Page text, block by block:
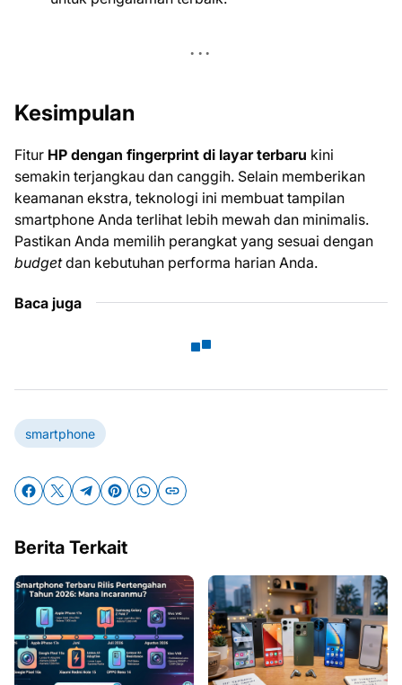
Kesimpulan
Fitur HP dengan fingerprint di layar terbaru kini
semakin terjangkau dan canggih. Selain memberikan
keamanan ekstra, teknologi ini membuat tampilan
smartphone Anda terlihat lebih mewah dan minimalis.
Pastikan Anda memilih perangkat yang sesuai dengan
budgetdan kebutuhan performa harian Anda.
Baca juga
smartphone
Berita Terkait